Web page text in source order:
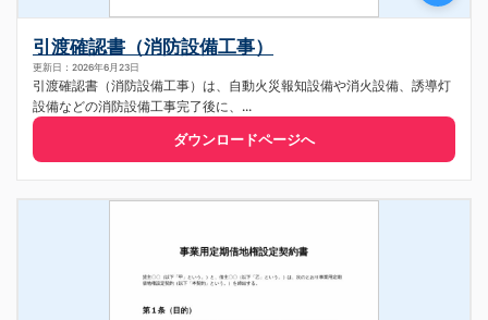
引渡確認書（消防設備工事）
更新日：2026年6月23日
引渡確認書（消防設備工事）は、自動火災報知設備や消火設備、誘導灯
設備などの消防設備工事完了後に、...
ダウンロードページへ